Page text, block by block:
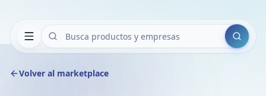
Buscar
Volver al marketplace